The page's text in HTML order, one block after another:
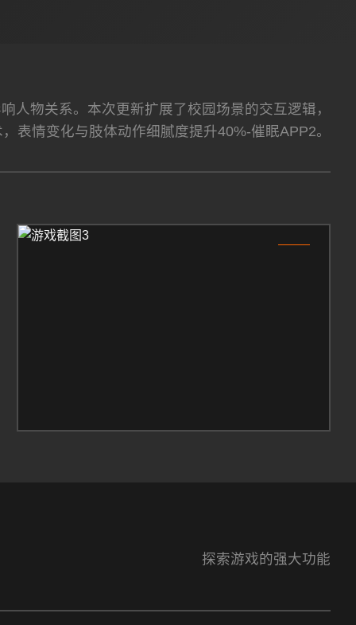
人物关系。本次更新扩展了校园场景的交互逻辑，
表情变化与肢体动作细腻度提升40%-催眠APP2。
探索游戏的强大功能